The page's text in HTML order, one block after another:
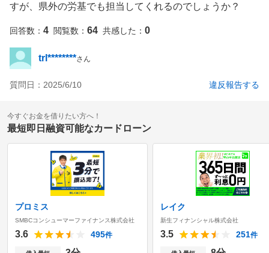
すが、県外の労基でも担当してくれるのでしょうか？
回答数： 4 閲覧数： 64 共感した： 0
trl********さん
質問日： 2025/6/10 違反報告する
今すぐお金を借りたい方へ！
最短即日融資可能なカードローン
プロミス
SMBCコンシューマーファイナンス株式会社
3.6 495件
レイク
新生フィナンシャル株式会社
3.5 251件